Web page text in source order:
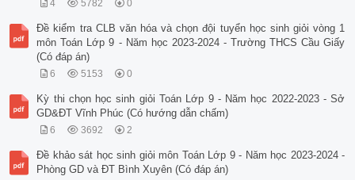
4 5782 0
Đề kiểm tra CLB văn hóa và chọn đội tuyển học sinh giỏi vòng 1
môn Toán Lớp 9 - Năm học 2023-2024 - Trường THCS Cầu Giấy
(Có đáp án)
6 5153 0
Kỳ thi chọn học sinh giỏi Toán Lớp 9 - Năm học 2022-2023 - Sở
GD&ĐT Vĩnh Phúc (Có hướng dẫn chấm)
6 3692 2
Đề khảo sát học sinh giỏi môn Toán Lớp 9 - Năm học 2023-2024 -
Phòng GD và ĐT Bình Xuyên (Có đáp án)